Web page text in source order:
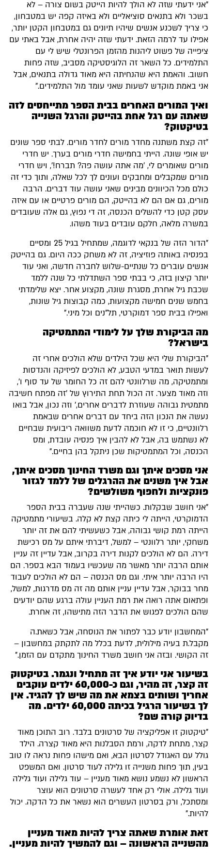
"אני ידעתי שזה לא הולך להיות הייטק בשום צורה – לא
בשכר ולא בתנאים סוציאליים ולא באיזה קפה יש במטבחון,
כי צריך לשכנע אנשים שיהיו תיונים גם במטבחון הקטן יותר,
אפילו עד לרמה הזאת. ידעתי שזה יהיה אחרת, אבל באתי עם
ציפייה של פשוט ליהנות מהזמן הפרונטלי שיש לי עם
התלמידים. כל השאר זה הלוגיסטיקה מסביב, שזה פחות
חשוב. והאמת היא שהנחיתה היא מאוד גדולה בתנאים, אבל
אני באמת מוקדש לשעות שאני עומד מול התלמידים."
ואיך המורים האחרים בבית הספר מתייחסים לזה
שאתה עם רגל אחת בהייטק והרגל השנייה
בטיקטוק?
"זה קצת משתנה מחדר מורים לחדר מורים. לבתי ספר שונים
יש אופי שונה. הייתי בחמישה חדרי מורים בערך. יש חדרי
מורים שאומרים לי, 'מה אתה עושה פה? תברח!', ויש חדרי
מורים שמקבלים ומחבקים ועונים לך לכל שאלה, ותוך כדי זה
כולם מכל הכיוונים מבינים שאני עושה עוד דברים. הרבה
מורים, גם אם הם לא בהייטק, הם מורים פרטיים או עם איזה
עסק קטן כדי להשלים הכנסה, זה די נפוץ, גם אלה שעובדים
במשרה מלאה, חלקם עובדים בעוד משהו.
"הדור הזה של בנקאי לדוגמה, שמתחיל בגיל 25 ומסיים
בפנסיה באותה פוזיציה, זה לא משחק ככה היום. גם בהייטק
אנשים עוברים כל שנתיים-שלוש לחברה חדשה, ואני עוד
יותר קיצון בזה, כי בבתי ספר השתדלתי כל שנה ללמד
שכבת גיל אחרת, מסגרת שונה, מקצוע אחר. יצא שלימדתי
בחמש שנים חמישה מקצועות, כמה קבוצות גיל שונות,
ואפילו בבית ספר דמוקרטי, תל"נים וכל מיני."
מה הביקורת שלך על לימודי המתמטיקה
בישראל?
"הביקורת שלי היא שכל הילדים שלא הולכים אחרי זה
לעשות תואר במדעי הטבע, לא הולכים לפיזיקה והנדסות
ומתמטיקה, מה שרלוונטי להם זה כל החומר של עד סוף ו',
וזה מאוד מצער. זה הכול תחת התירוץ של 'זה מפתח חשיבה
מתמטית גבוהה שעוזרת לדברים אחרים,' וזה נכון, אבל בואו
נעשה את הנכון הזה ביחד עם דברים אחרים שבאמת
רלוונטיים, כי זו לא חוכמה לדעת משוואה ריבועית שבחיים
לא נשתמש בה, אבל לא להבין איך פנסיה עובדת, ומס
הכנסה, וכל המתמטיקות שכן ניתקל בהן בחיים."
אני מסכים איתך וגם משרד החינוך מסכים איתך,
אבל איך משנים את ההרגלים של ללמד לגזור
פונקציות ולחפוף משולשים?
"אני חושב שבקלות. כשהייתי שנה שעברה בבית הספר
הדמוקרטי, הייתה לי כיתה קצת לא קלה. בשיעורי מתמטיקה
הייתה רמת קושי גבוהה, אבל כשעשיתי להם את זה יותר
משחקי, יותר רלוונטי – למשל, דיברתי איתם על מס רכישת
דירה. הם לא הולכים לקנות דירה בקרוב, אבל עדיין זה עניין
אותם הרבה יותר מאשר מה שעכשיו בעמוד הבא בספר. הם
היו הרבה יותר איתי. וגם מס הכנסה – הם לא הולכים לעבוד
מחר בבוקר, אבל עדיין עניין אותם מה זה מס מדרגות, למשל,
ופתאום אתה רואה את רמת העניין עולה ברגע שהם יודעים
שהם הולכים לפגוש את הדבר הזה מתישהו, זה אחרת.
"המחשבון יודע כבר לפתור את הנוסחה, אבל כשאת.ה
מקבל.ת בעיה מילולית, לדעת בכלל מה לתקתק במחשבון –
זה הקושי. ובזה אני חושב משרד החינוך מתקדם עם הזמן."
בשיעור אני יודע איך זה מתחיל ונגמר. בטיקטוק
זה קצר, זה מהיר, וגם כ-60,000 ילדים עוקבים
אחריך ושותים בצמא את מה שיש לך להגיד. אין
לך בשיעור הרגיל בכיתה 60,000 ילדים. מה
בדיוק קורה שם?
"טיקטוק זו אפליקציה של סרטונים בלבד. רוב התוכן מאוד
קצר, מתחת לדקה, ורמת הסבלנות היא מאוד קצרה. הילד
גולל עם האגודל לסרטון הבא, ואם מישהו פחות נראה לו טוב
בעין, תוך פחות משנייה זו גלילה לעוד סרטון. ואם המשפט
הראשון לא נשמע נושא מאוד מעניין – עוד גלילה ועוד גלילה
ועוד גלילה. אולי רק אחד לעשרה סרטונים הוא עוצר
ומסתכל, ורק בסרטון העשרים הוא נשאר את כל הדקה. יכול
להיות."
זאת אומרת שאתה צריך להיות מאוד מעניין
מהשנייה הראשונה – וגם להמשיך להיות מעניין.